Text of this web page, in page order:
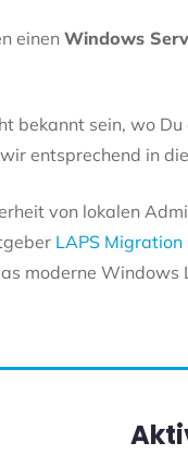
einen Windows
bekannt sein, wo
entsprechend in
von lokalen
LAPS
moderne Windows